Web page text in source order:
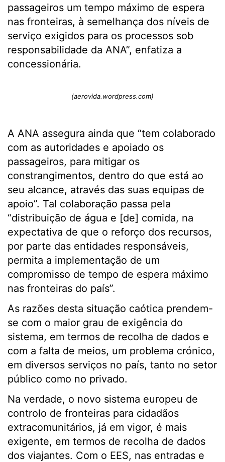
passageiros um tempo máximo de espera
nas fronteiras, à semelhança dos níveis de
serviço exigidos para os processos sob
responsabilidade da ANA”, enfatiza a
concessionária.
(aerovida.wordpress.com)
A ANA assegura ainda que “tem colaborado
com as autoridades e apoiado os
passageiros, para mitigar os
constrangimentos, dentro do que está ao
seu alcance, através das suas equipas de
apoio”. Tal colaboração passa pela
“distribuição de água e [de] comida, na
expectativa de que o reforço dos recursos,
por parte das entidades responsáveis,
permita a implementação de um
compromisso de tempo de espera máximo
nas fronteiras do país”.
As razões desta situação caótica prendem-
se com o maior grau de exigência do
sistema, em termos de recolha de dados e
com a falta de meios, um problema crónico,
em diversos serviços no país, tanto no setor
público como no privado.
Na verdade, o novo sistema europeu de
controlo de fronteiras para cidadãos
extracomunitários, já em vigor, é mais
exigente, em termos de recolha de dados
dos viajantes. Com o EES, nas entradas e